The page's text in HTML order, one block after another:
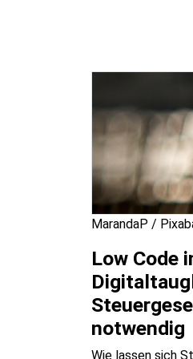
MarandaP /
Low Code
notwendig
Wie lassen sich